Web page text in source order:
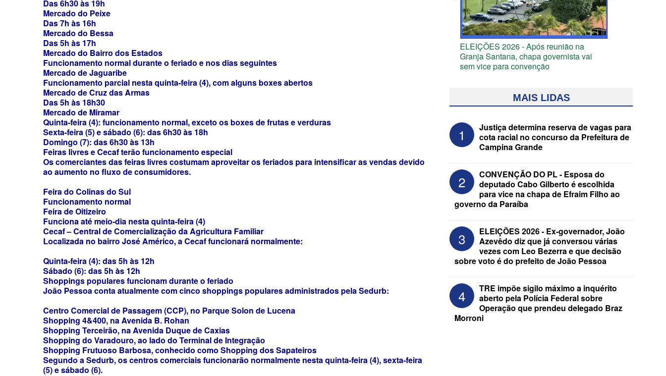
Das 6h30 às 19h
Mercado do Peixe
Das 7h às 16h
Mercado do Bessa
Das 5h às 17h
Mercado do Bairro dos Estados
Funcionamento normal durante o feriado e nos dias seguintes
Mercado de Jaguaribe
Funcionamento parcial nesta quinta-feira (4), com alguns boxes abertos
Mercado de Cruz das Armas
Das 5h às 18h30
Mercado de Miramar
Quinta-feira (4): funcionamento normal, exceto os boxes de frutas e verduras
Sexta-feira (5) e sábado (6): das 6h30 às 18h
Domingo (7): das 6h30 às 13h
Feiras livres e Cecaf terão funcionamento especial
Os comerciantes das feiras livres costumam aproveitar os feriados para intensificar as vendas devido
ao aumento no fluxo de consumidores.
Feira do Colinas do Sul
Funcionamento normal
Feira de Oitizeiro
Funciona até meio-dia nesta quinta-feira (4)
Cecaf – Central de Comercialização da Agricultura Familiar
Localizada no bairro José Américo, a Cecaf funcionará normalmente:
Quinta-feira (4): das 5h às 12h
Sábado (6): das 5h às 12h
Shoppings populares funcionam durante o feriado
João Pessoa conta atualmente com cinco shoppings populares administrados pela Sedurb:
Centro Comercial de Passagem (CCP), no Parque Solon de Lucena
Shopping 4&400, na Avenida B. Rohan
Shopping Terceirão, na Avenida Duque de Caxias
Shopping do Varadouro, ao lado do Terminal de Integração
Shopping Frutuoso Barbosa, conhecido como Shopping dos Sapateiros
Segundo a Sedurb, os centros comerciais funcionarão normalmente nesta quinta-feira (4), sexta-feira
(5) e sábado (6).
ELEIÇÕES 2026 - Após reunião na
Granja Santana, chapa governista vai
sem vice para convenção
Assista à transmissão das convenções
de 2026 na Paraíba
MAIS LIDAS
1
Justiça determina reserva de vagas para
cota racial no concurso da Prefeitura de
Campina Grande
2
CONVENÇÃO DO PL - Esposa do
deputado Cabo Gilberto é escolhida
para vice na chapa de Efraim Filho ao
governo da Paraíba
3
ELEIÇÕES 2026 - Ex-governador, João
Azevêdo diz que já conversou várias
vezes com Leo Bezerra e que decisão
sobre voto é do prefeito de João Pessoa
4
TRE impõe sigilo máximo a inquérito
aberto pela Polícia Federal sobre
Operação que prendeu delegado Braz
Morroni